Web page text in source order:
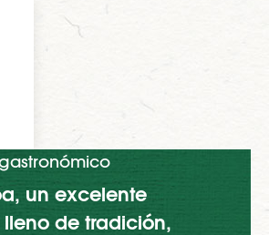
un excelente
de tradición,